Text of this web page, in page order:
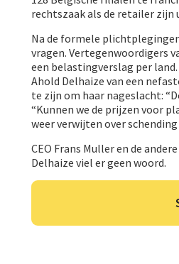
rechtszaak als de retailer
Na de formele
vragen. Vertegenwoordigers
een belastingverslag per
Ahold Delhaize van een
te zijn om haar nageslacht:
“Kunnen we de prijzen voor
weer verwijten over
CEO Frans Muller en de
Delhaize viel er geen woord.